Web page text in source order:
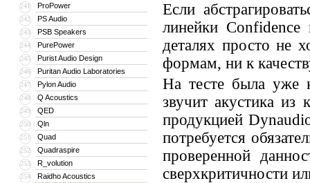
241 ProPower
242 PS Audio
243 PSB Speakers
244 PurePower
245 Purist Audio Design
246 Puritan Audio Laboratories
247 Pylon Audio
248 Q Acoustics
249 QED
250 Qln
251 Quad
252 Quadraspire
253 R_volution
254 Raidho Acoustics
Если
линейки
деталях просто не
формам, ни к
На тесте была уже
звучит акустика
продукцией
потребуется
проверенной
сверхкритичности